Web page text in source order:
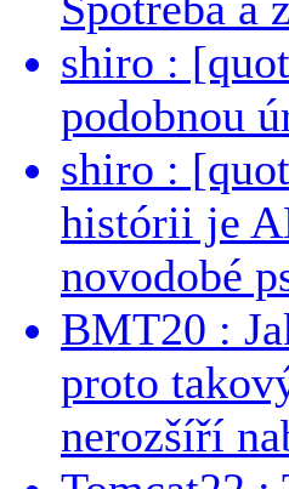
shiro :
podobnou
shiro :
histórii je
novodobé
BMT20 :
proto
nerozšíří